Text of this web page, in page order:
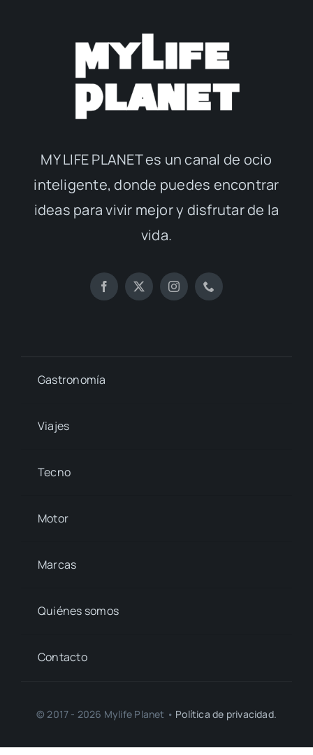
MY LIFE PLANET es un canal de ocio
inteligente, donde puedes encontrar
ideas para vivir mejor y disfrutar de la
vida.
Gastronomía
Viajes
Tecno
Motor
Marcas
Quiénes somos
Contacto
© 2017 - 2026 Mylife Planet • Política de privacidad.